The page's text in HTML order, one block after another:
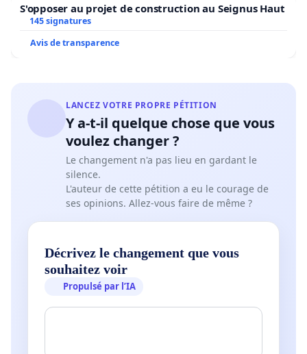
S'opposer au projet de construction au Seignus Haut
145 signatures
Avis de transparence
LANCEZ VOTRE PROPRE PÉTITION
Y a-t-il quelque chose que vous
voulez changer ?
Le changement n'a pas lieu en gardant le
silence.
L'auteur de cette pétition a eu le courage de
ses opinions. Allez-vous faire de même ?
Décrivez le changement que vous
souhaitez voir
Propulsé par l’IA